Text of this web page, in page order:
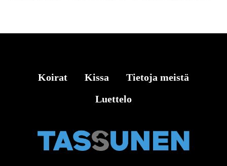
Koirat Kissa
Tietoja meistä
Luettelo